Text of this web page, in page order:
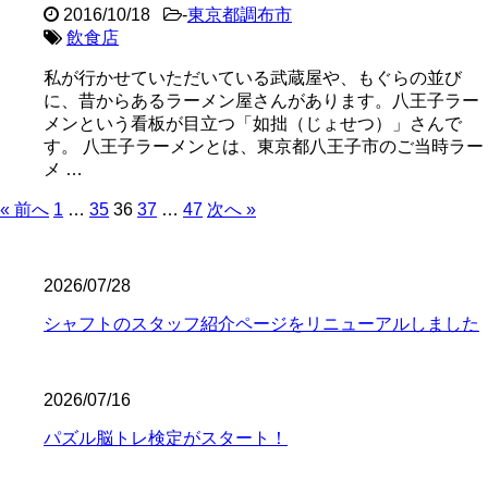
2016/10/18 -東京都調布市
飲食店
私が行かせていただいている武蔵屋や、もぐらの並び
に、昔からあるラーメン屋さんがあります。八王子ラー
メンという看板が目立つ「如拙（じょせつ）」さんで
す。 八王子ラーメンとは、東京都八王子市のご当時ラー
メ …
« 前へ 1 … 35 36 37 … 47 次へ »
2026/07/28
シャフトのスタッフ紹介ページをリニューアルしました
2026/07/16
パズル脳トレ検定がスタート！